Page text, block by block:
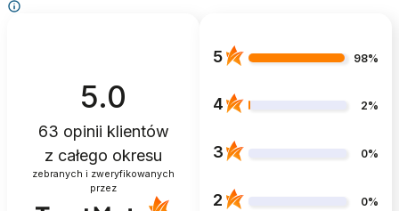
5.0
63 opinii klientów
z całego okresu
zebranych i zweryfikowanych
przez
5 98%
4 2%
3 0%
2 0%